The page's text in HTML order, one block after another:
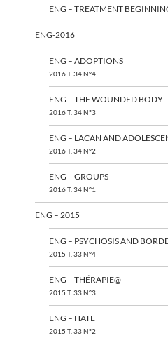
ENG – TREATMENT
ENG-2016
ENG – ADOPTIONS
2016 T. 34 N°4
ENG – THE WOUNDED BODY
2016 T. 34 N°3
ENG – LACAN AND
2016 T. 34 N°2
ENG – GROUPS
2016 T. 34 N°1
ENG – 2015
ENG – PSYCHOSIS AND
2015 T. 33 N°4
ENG – THÉRAPIE@
2015 T. 33 N°3
ENG – HATE
2015 T. 33 N°2